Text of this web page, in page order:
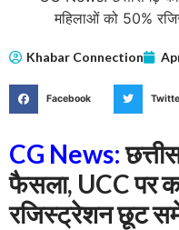
Khabar Connection
Facebook
CG News:
फैसला, UCC पर
रजिस्ट्रेशन छूट